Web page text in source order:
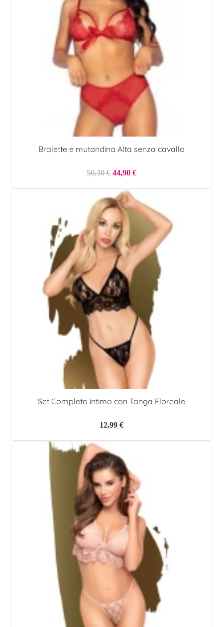
Bralette e mutandina Alta senza cavallo
50,30€ Il
prezzo
originale
era:
50,30 €.
44,90 €Il
prezzo
attuale
è:
44,90 €.
Set Completo intimo con Tanga Floreale
12,99 €